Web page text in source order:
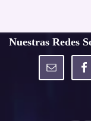
Nuestras Redes